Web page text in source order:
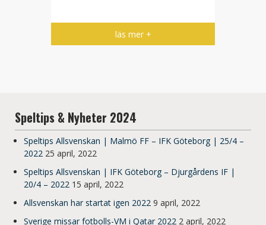
läs mer +
Speltips & Nyheter 2024
Speltips Allsvenskan | Malmö FF – IFK Göteborg | 25/4 –
2022 25 april, 2022
Speltips Allsvenskan | IFK Göteborg – Djurgårdens IF |
20/4 – 2022 15 april, 2022
Allsvenskan har startat igen 2022 9 april, 2022
Sverige missar fotbolls-VM i Qatar 2022 2 april, 2022